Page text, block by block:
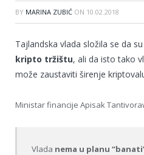
BY MARINA ZUBIĆ ON 10.02.2018
Tajlandska vlada složila se da su
kripto tržištu, ali da isto tako
može zaustaviti širenje
Ministar financije Apisak
Vlada nema u planu